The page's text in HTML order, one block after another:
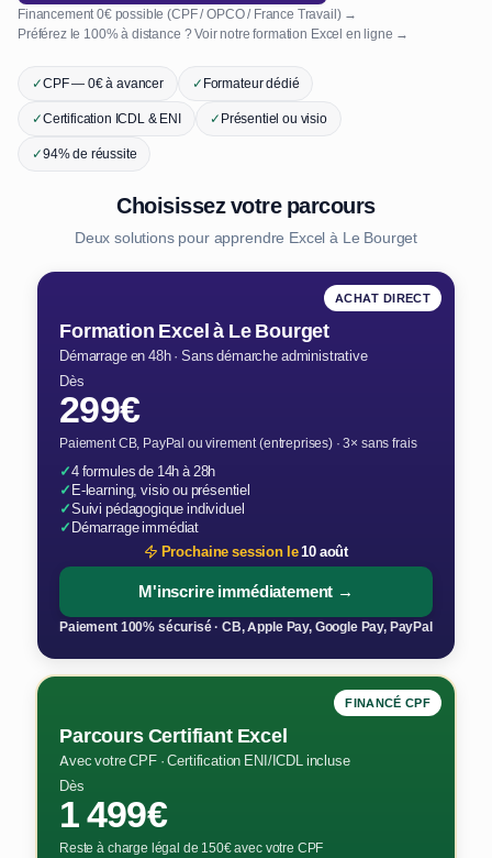
Financement 0€ possible (CPF / OPCO / France Travail) →
Préférez le 100% à distance ? Voir notre formation Excel en ligne →
✓CPF — 0€ à avancer ✓Formateur dédié
✓Certification ICDL & ENI ✓Présentiel ou visio
✓94% de réussite
Choisissez votre parcours
Deux solutions pour apprendre Excel à Le Bourget
ACHAT DIRECT
Formation Excel à Le Bourget
Démarrage en 48h · Sans démarche administrative
Dès
299€
Paiement CB, PayPal ou virement (entreprises) · 3× sans frais
✓4 formules de 14h à 28h
✓E-learning, visio ou présentiel
✓Suivi pédagogique individuel
✓Démarrage immédiat
Prochaine session le10 août
M'inscrire immédiatement →
Paiement 100% sécurisé · CB, Apple Pay, Google Pay, PayPal
FINANCÉ CPF
Parcours Certifiant Excel
Avec votre CPF · Certification ENI/ICDL incluse
Dès
1 499€
Reste à charge légal de 150€ avec votre CPF